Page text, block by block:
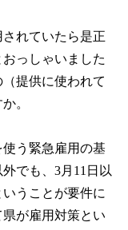
されていたら是正
っしゃいました
提供に使われて
。
う緊急雇用の基
でも、3月11日以
うことが要件に
が雇用対策とい